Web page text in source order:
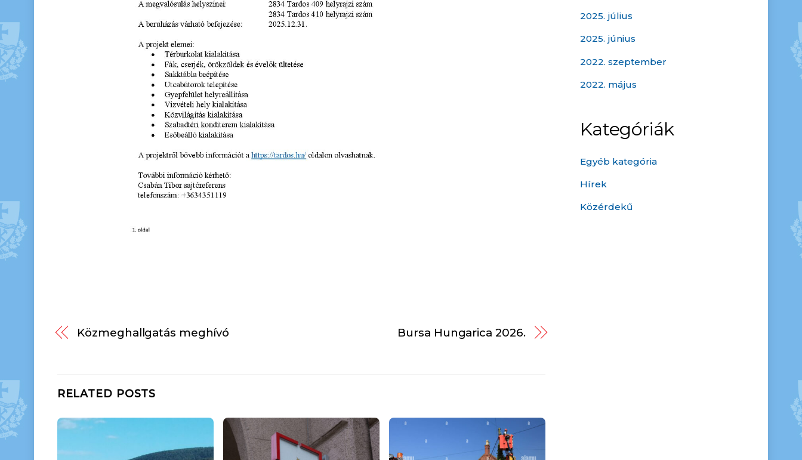
Közmeghallgatás meghívó Bursa Hungarica 2026.
RELATED POSTS
2025. július
2025. június
2022. szeptember
2022. május
Kategóriák
Egyéb kategória
Hírek
Közérdekű